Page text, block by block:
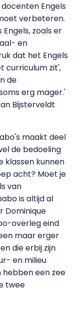
Engels
verbeteren.
zoals er
en
dat het Engels
curriculum zit',
de
erg mager.'
Bijsterveldt
maakt deel
de bedoeling
klassen kunnen
acht? Moet je
van
is altijd al
Dominique
overleg eind
maar erger
die erbij zijn
en milieu
een zee
twee